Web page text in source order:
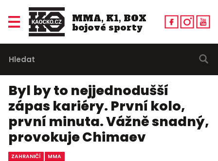
MMA, K1, BOX
bojové sporty
Byl by to nejjednodušší
zápas kariéry. První kolo,
první minuta. Vážně snadný,
provokuje Chimaev
ZAHRANIČÍ MMA